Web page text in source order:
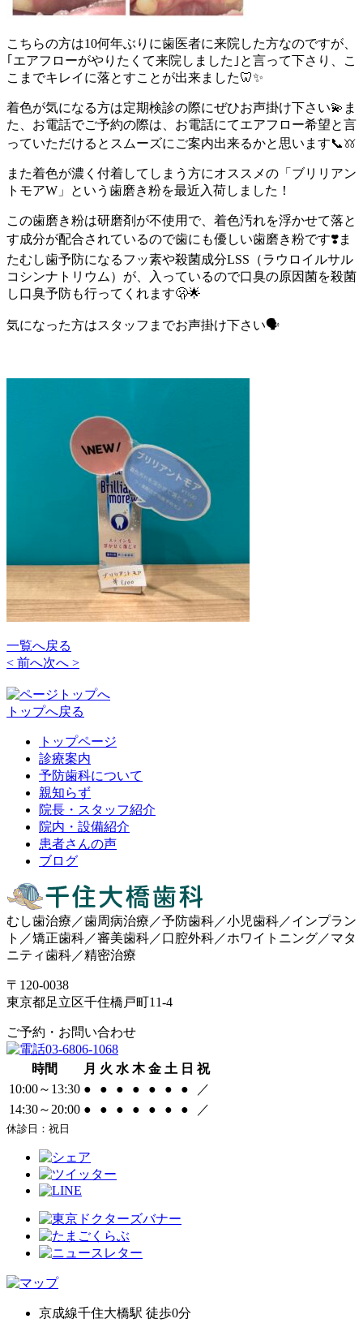
こちらの方は10何年ぶりに歯医者に来院した方なのですが、
｢エアフローがやりたくて来院しました｣と言って下さり、こ
こまでキレイに落とすことが出来ました🦷✨️
着色が気になる方は定期検診の際にぜひお声掛け下さい💫ま
た、お電話でご予約の際は、お電話にてエアフロー希望と言
っていただけるとスムーズにご案内出来るかと思います📞𖦆
また着色が濃く付着してしまう方にオススメの「ブリリアン
トモアW」という歯磨き粉を最近入荷しました！
この歯磨き粉は研磨剤が不使用で、着色汚れを浮かせて落と
す成分が配合されているので歯にも優しい歯磨き粉です❣️ま
たむし歯予防になるフッ素や殺菌成分LSS（ラウロイルサル
コシンナトリウム）が、入っているので口臭の原因菌を殺菌
し口臭予防も行ってくれます🫢🌟
気になった方はスタッフまでお声掛け下さい🗣️
一覧へ戻る
< 前へ次へ >
トップへ戻る
トップページ
診療案内
予防歯科について
親知らず
院長・スタッフ紹介
院内・設備紹介
患者さんの声
ブログ
むし歯治療／歯周病治療／予防歯科／小児歯科／インプラン
ト／矯正歯科／審美歯科／口腔外科／ホワイトニング／マタ
ニティ歯科／精密治療
〒120-0038
東京都足立区千住橋戸町11-4
ご予約・お問い合わせ
03-6806-1068
時間
月 火 水 木 金 土 日 祝
10:00～13:30 ● ● ● ● ● ● ●
／
14:30～20:00 ● ● ● ● ● ● ● ／
休診日：祝日
京成線千住大橋駅 徒歩0分